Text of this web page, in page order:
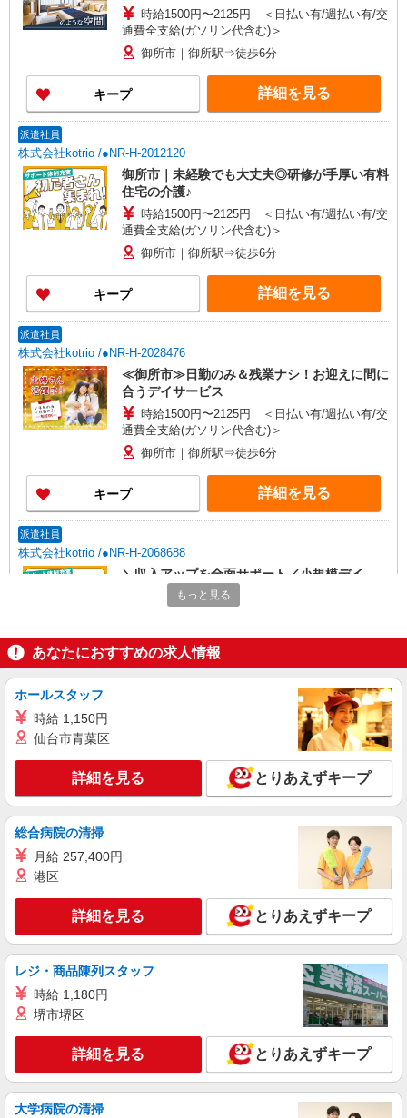
時給1500円〜2125円 ＜日払い有/週払い有/交
通費全支給(ガソリン代含む)＞
御所市｜御所駅⇒徒歩6分
キープ 詳細を見る
派遣社員
株式会社kotrio /●NR-H-2012120
御所市｜未経験でも大丈夫◎研修が手厚い有料
住宅の介護♪
時給1500円〜2125円 ＜日払い有/週払い有/交
通費全支給(ガソリン代含む)＞
御所市｜御所駅⇒徒歩6分
キープ 詳細を見る
派遣社員
株式会社kotrio /●NR-H-2028476
≪御所市≫日勤のみ＆残業ナシ！お迎えに間に
合うデイサービス
時給1500円〜2125円 ＜日払い有/週払い有/交
通費全支給(ガソリン代含む)＞
御所市｜御所駅⇒徒歩6分
キープ 詳細を見る
派遣社員
株式会社kotrio /●NR-H-2068688
＼収入アップを全面サポート／小規模デイ
STAFF｜資格支援制度あり
御所市｜御所駅⇒徒歩6分
キープ 詳細を見る
派遣社員
御所市＊グループホームSTAFF＊経験不問◎
時給1500円〜2125円 ＜日払い有/週払い有/交
詳細を見る
派遣社員
株式会社kotrio /●NR-H-2086404
＜御所市＞小さなデイサービスSTAFF募集≪
時給1500円〜2125円 ＜日払い有/週払い有/交
御所市｜御所駅⇒徒歩6分
キープ 詳細を見る
もっと見る
あなたにおすすめの求人情報
ホールスタッフ
時給 1,150円
仙台市青葉区
詳細を見る とりあえずキープ
総合病院の清掃
月給 257,400円
港区
詳細を見る とりあえずキープ
レジ・商品陳列スタッフ
時給 1,180円
堺市堺区
詳細を見る とりあえずキープ
大学病院の清掃